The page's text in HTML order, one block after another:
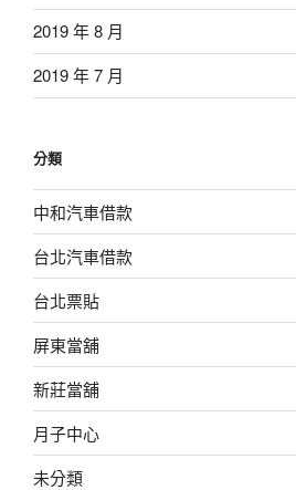
2019 年 8 月
2019 年 7 月
分類
中和汽車借款
台北汽車借款
台北票貼
屏東當舖
新莊當舖
月子中心
未分類